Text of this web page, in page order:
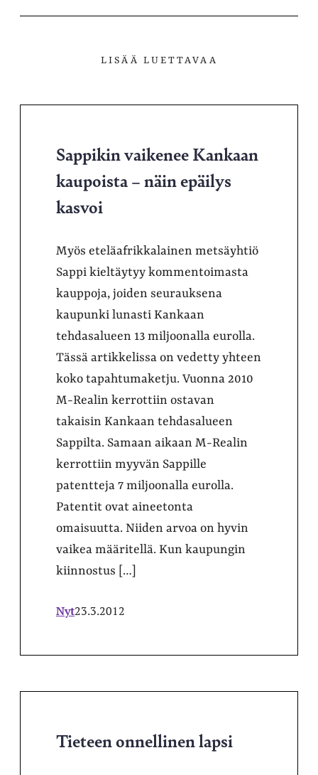
LISÄÄ LUETTAVAA
Sappikin vaikenee Kankaan
kaupoista – näin epäilys
kasvoi
Myös eteläafrikkalainen metsäyhtiö
Sappi kieltäytyy kommentoimasta
kauppoja, joiden seurauksena
kaupunki lunasti Kankaan
tehdasalueen 13 miljoonalla eurolla.
Tässä artikkelissa on vedetty yhteen
koko tapahtumaketju. Vuonna 2010
M-Realin kerrottiin ostavan
takaisin Kankaan tehdasalueen
Sappilta. Samaan aikaan M-Realin
kerrottiin myyvän Sappille
patentteja 7 miljoonalla eurolla.
Patentit ovat aineetonta
omaisuutta. Niiden arvoa on hyvin
vaikea määritellä. Kun kaupungin
kiinnostus […]
Nyt23.3.2012
Tieteen onnellinen lapsi